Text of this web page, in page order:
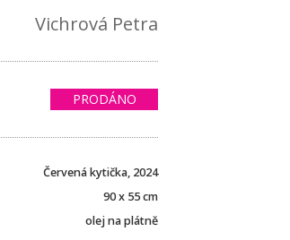
Vichrová Petra
PRODÁNO
Červená kytička, 2024
90 x 55 cm
olej na plátně